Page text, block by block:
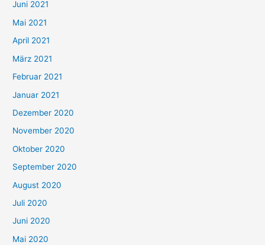
c
h
:
Juni 2021
Mai 2021
April 2021
März 2021
Februar 2021
Januar 2021
Dezember 2020
November 2020
Oktober 2020
September 2020
August 2020
Juli 2020
Juni 2020
Mai 2020